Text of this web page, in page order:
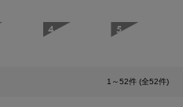
4 5
1～52件 (全52件)